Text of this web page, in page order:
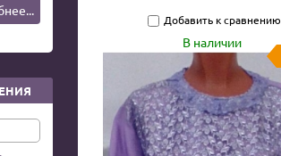
Добавить к сравнению
В наличии